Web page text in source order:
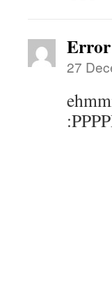
Error
27